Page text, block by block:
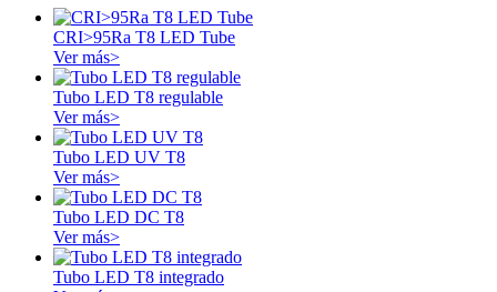
CRI>95Ra T8 LED Tube
Ver más>
Tubo LED T8 regulable
Ver más>
Tubo LED UV T8
Ver más>
Tubo LED DC T8
Ver más>
Tubo LED T8 integrado